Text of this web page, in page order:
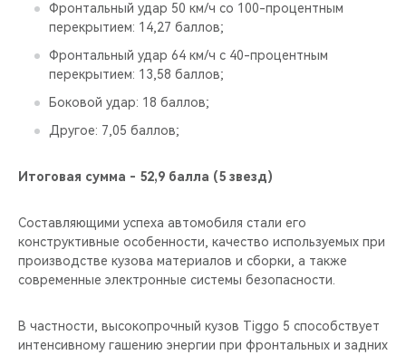
Фронтальный удар 50 км/ч со 100-процентным
перекрытием: 14,27 баллов;
Фронтальный удар 64 км/ч с 40-процентным
перекрытием: 13,58 баллов;
Боковой удар: 18 баллов;
Другое: 7,05 баллов;
Итоговая сумма - 52,9 балла (5 звезд)
Составляющими успеха автомобиля стали его
конструктивные особенности, качество используемых при
производстве кузова материалов и сборки, а также
современные электронные системы безопасности.
В частности, высокопрочный кузов Tiggo 5 способствует
интенсивному гашению энергии при фронтальных и задних